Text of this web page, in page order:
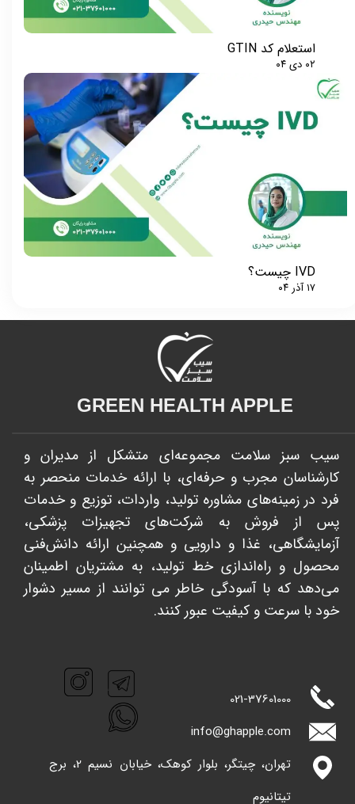
استعلام کد GTIN
۰۲ دی ۰۴
IVD چیست؟
۱۷ آذر ۰۴
GREEN HEALTH APPLE​​​​​​​
سیب سبز سلامت مجموعه‌ای متشکل از مدیران و
کارشناسان مجرب و حرفه‌ای، با ارائه خدمات منحصر به
فرد در زمینه‌های مشاوره تولید، واردات، توزیع و خدمات
پس از فروش به شرکت‌های تجهیزات پزشکی،
آزمایشگاهی، غذا و دارویی و همچنین ارائه دانش‌فنی
محصول و راه‌اندازی خط تولید، به مشتریان اطمینان
می‌دهد که با آسودگی خاطر می توانند از مسیر دشوار
خود با سرعت و کیفیت عبور کنند. ​​​​​​​
021-37601000
info@ghappl​​​​​​​e.com
تهران، چیتگر، بلوار کوهک، خیابان نسیم 2، برج
تیتانیوم